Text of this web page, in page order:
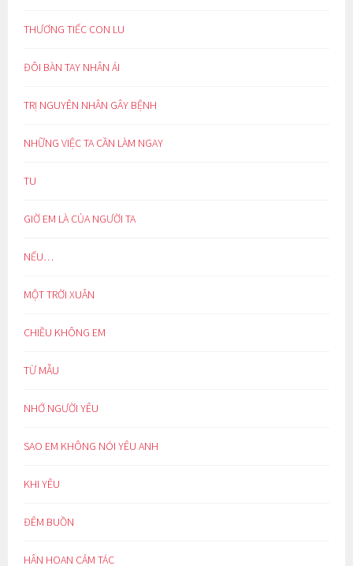
THƯƠNG TIẾC CON LU
ĐÔI BÀN TAY NHÂN ÁI
TRỊ NGUYÊN NHÂN GÂY BỆNH
NHỮNG VIỆC TA CẦN LÀM NGAY
TU
GIỜ EM LÀ CỦA NGƯỜI TA
NẾU…
MỘT TRỜI XUÂN
CHIỀU KHÔNG EM
TỪ MẪU
NHỚ NGƯỜI YÊU
SAO EM KHÔNG NÓI YÊU ANH
KHI YÊU
ĐÊM BUỒN
HÂN HOAN CẢM TÁC